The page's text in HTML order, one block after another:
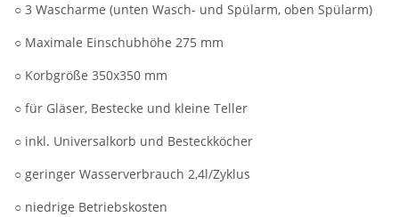
○ 3 Wascharme (unten Wasch- und Spülarm, oben Spülarm)
○ Maximale Einschubhöhe 275 mm
○ Korbgröße 350x350 mm
○ für Gläser, Bestecke und kleine Teller
○ inkl. Universalkorb und Besteckköcher
○ geringer Wasserverbrauch 2,4l/Zyklus
○ niedrige Betriebskosten